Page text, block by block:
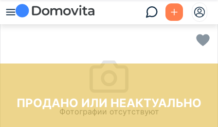
ПРОДАНО ИЛИ НЕАКТУАЛЬНО
Фотографии отсутствуют